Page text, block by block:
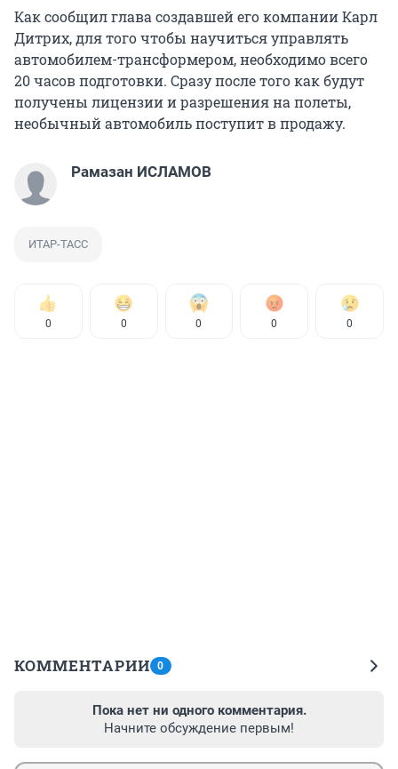
Как сообщил глава создавшей его компании Карл
Дитрих, для того чтобы научиться управлять
автомобилем-трансформером, необходимо всего
20 часов подготовки. Сразу после того как будут
получены лицензии и разрешения на полеты,
необычный автомобиль поступит в продажу.
Рамазан ИСЛАМОВ
ИТАР-ТАСС
0 0 0 0 0
КОММЕНТАРИИ 0
Пока нет ни одного комментария.
Начните обсуждение первым!